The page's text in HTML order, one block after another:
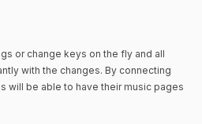
or change keys on the fly and all
with the changes. By connecting
will be able to have their music pages